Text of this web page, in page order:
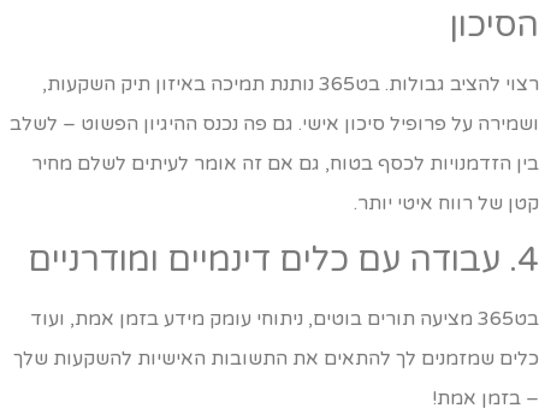
רצוי להציב גבולות. בט365 נותנת תמיכה באיזון תיק השקעות,
על פרופיל סיכון אישי. גם פה נכנס ההיגיון הפשוט – לשלב
הזדמנויות לכסף בטוח, גם אם זה אומר לעיתים לשלם מחיר
של רווח איטי יותר.
ומודרניים
בט365 מציעה תורים בוטים, ניתוחי עומק מידע בזמן אמת, ועוד
שמזמנים לך להתאים את התשובות האישיות להשקעות שלך
בזמן אמת!